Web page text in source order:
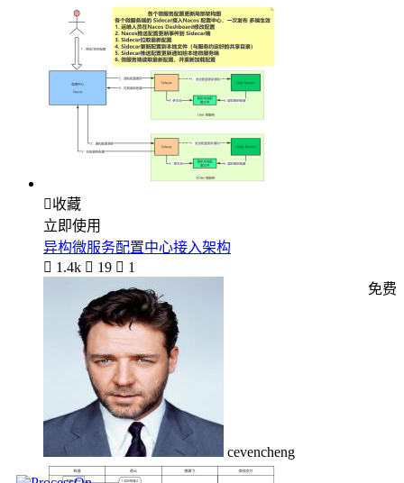
收藏
立即使用
异构微服务配置中心接入架构
 1.4k  19  1
cevencheng
免费